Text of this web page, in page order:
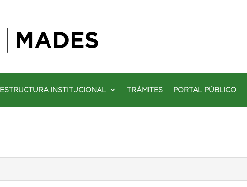
ESTRUCTURA INSTITUCIONAL TRÁMITES PORTAL PÚBLICO